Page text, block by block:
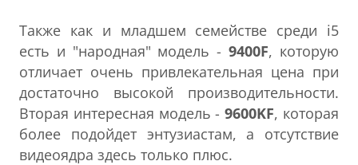
Также как и младшем семействе среди i5
есть и "народная" модель -9400F, которую
отличает очень привлекательная цена при
достаточно высокой производительности.
Вторая интересная модель -9600KF, которая
более подойдет энтузиастам, а отсутствие
видеоядра здесь только плюс.